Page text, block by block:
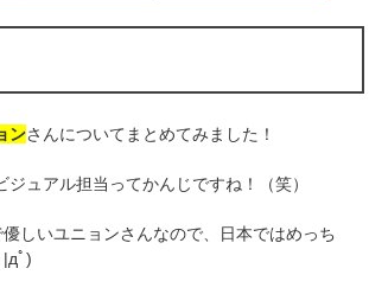
ンさんについてまとめてみました！
ジュアル担当ってかんじですね！（笑）
しいユニョンさんなので、日本ではめっち
ﾟ)